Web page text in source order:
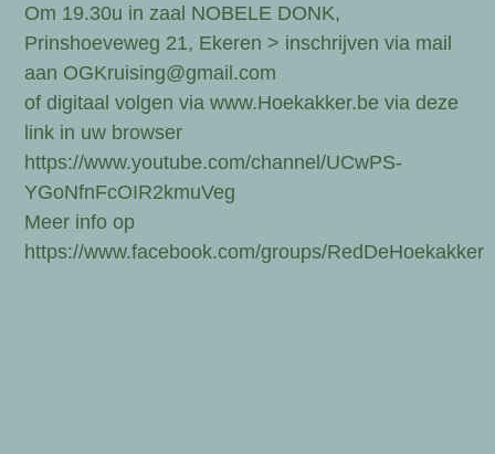
Om 19.30u in zaal NOBELE DONK,
Prinshoeveweg 21, Ekeren > inschrijven via mail
aan OGKruising@gmail.com
of digitaal volgen via www.Hoekakker.be via deze
link in uw browser
https://www.youtube.com/channel/UCwPS-
YGoNfnFcOIR2kmuVeg
Meer info op
https://www.facebook.com/groups/RedDeHoekakker